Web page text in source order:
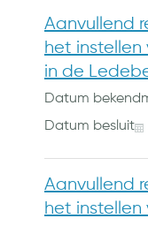
Aanvullend
het instellen
in de
Datum
Datum besluit
Aanvullend
het